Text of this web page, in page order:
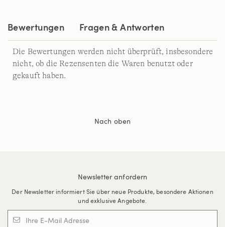
Bewertungen Fragen & Antworten
Die Bewertungen werden nicht überprüft, insbesondere
nicht, ob die Rezensenten die Waren benutzt oder
gekauft haben.
Nach oben
Newsletter anfordern
Der Newsletter informiert Sie über neue Produkte, besondere Aktionen
und exklusive Angebote.